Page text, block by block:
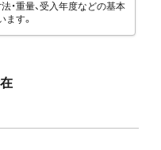
法・重量、受入年度などの基本
ます。